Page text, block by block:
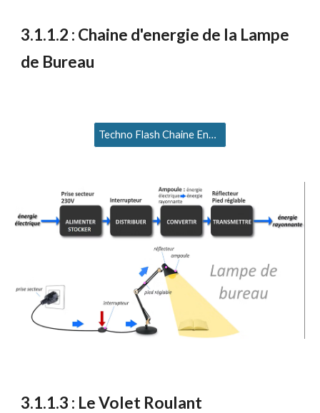
3.1.1.2 : Chaine d'energie de la Lampe
de Bureau
Techno Flash Chaine Energie
3.1.1.3 : Le Volet Roulant